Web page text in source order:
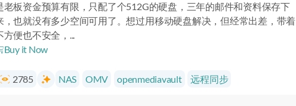
老板资金预算有限，只配了个512G的硬盘，三年的邮件和资料保存下
，也就没有多少空间可用了。想过用移动硬盘解决，但经常出差，带着
方便也不安全，...
Buy it Now
2785 NAS OMV openmediavault 远程同步